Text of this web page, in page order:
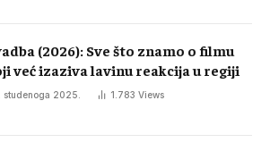
(2026): Sve što znamo o filmu
već izaziva lavinu reakcija u regiji
studenoga 2025. 1.783 Views